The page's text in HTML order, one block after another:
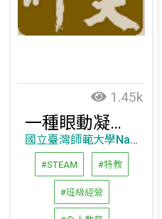
1.45k
一種眼動凝視之即時辨識方法及採用該方法之眼動凝視即時辨識系統
國立臺灣師範大學National Taiwan Normal University
#STEAM #特教
#班級經營